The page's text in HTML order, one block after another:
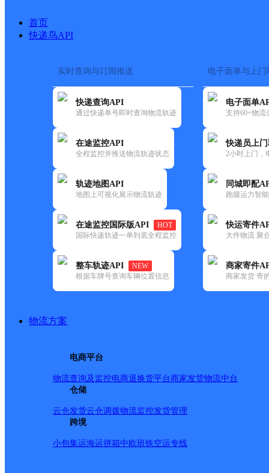
首页
快递鸟API
实时查询与订阅推送
快递查询API
通过快递单号即时查询物流轨迹
在途监控API
全程监控并推送物流轨迹状态
轨迹地图API
地图上可视化展示物流轨迹
在途监控国际版API
HOT
国际快递轨迹一单到底全程监控
整车轨迹API
NEW
根据车牌号查询车辆位置信息
电子面单与上门
电子面单
支持60+物流
快递员上
2小时上门，
同城即配
跑腿运力智
快运寄件
大件物流 聚
商家寄件
商家发货 寄
物流方案
电商平台
物流查询及监控电商退换货平台商家发货物流中台
仓储
云仓发货云仓调拨物流监控发货管理
跨境
小包集运海运拼箱中欧班铁空运专线
快运大全 快递时效
德邦
黎川县樟溪乡合作点ID9773
更新时间：2022-07-12 00:00:00
所属快递：德邦快递
所属区域：江西省-抚州市-黎川县
网点地址：江西省抚州市黎川县樟溪乡潭溪卫生所对面
网点负责人：